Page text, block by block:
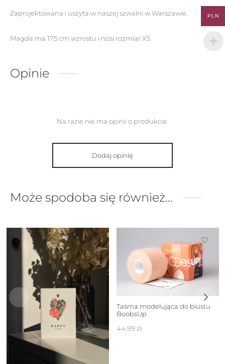
Zaprojektowana i uszyta w naszej szwalni w Warszawie.
Magda ma 175 cm wzrostu i nosi rozmiar XS.
Opinie
Na razie nie ma opinii o produkcie.
Dodaj opinię
Może spodoba się również…
Taśma modelująca do biustu
BoobsUp
44,99 zł
PLN